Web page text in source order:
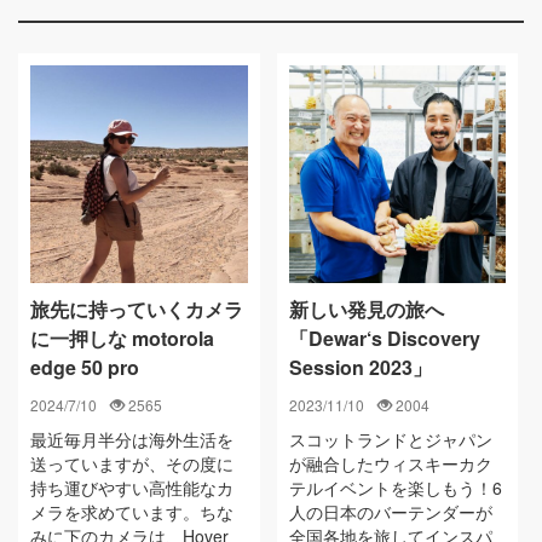
旅先に持っていくカメラ
に一押しな motorola
edge 50 pro
2024/7/10 2565
最近毎月半分は海外生活を
送っていますが、その度に
持ち運びやすい高性能なカ
メラを求めています。ちな
みに下のカメラは、Hover
新しい発見の旅へ
「Dewar‘s Discovery
Session 2023」
2023/11/10 2004
スコットランドとジャパン
が融合したウィスキーカク
テルイベントを楽しもう！6
人の日本のバーテンダーが
全国各地を旅してインスパ